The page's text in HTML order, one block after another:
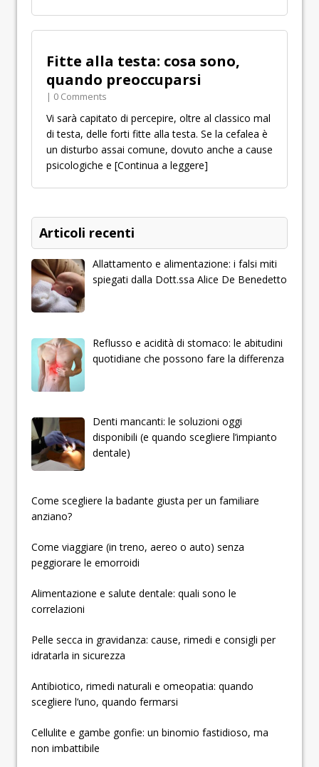
Fitte alla testa: cosa sono,
quando preoccuparsi
| 0 Comments
Vi sarà capitato di percepire, oltre al classico mal
di testa, delle forti fitte alla testa. Se la cefalea è
un disturbo assai comune, dovuto anche a cause
psicologiche e [Continua a leggere]
Articoli recenti
Allattamento e alimentazione: i falsi miti
spiegati dalla Dott.ssa Alice De Benedetto
Reflusso e acidità di stomaco: le abitudini
quotidiane che possono fare la differenza
Denti mancanti: le soluzioni oggi
disponibili (e quando scegliere l’impianto
dentale)
­­­­­Come scegliere la badante giusta per un familiare
anziano?
Come viaggiare (in treno, aereo o auto) senza
peggiorare le emorroidi
Alimentazione e salute dentale: quali sono le
correlazioni
Pelle secca in gravidanza: cause, rimedi e consigli per
idratarla in sicurezza
Antibiotico, rimedi naturali e omeopatia: quando
scegliere l’uno, quando fermarsi
Cellulite e gambe gonfie: un binomio fastidioso, ma
non imbattibile